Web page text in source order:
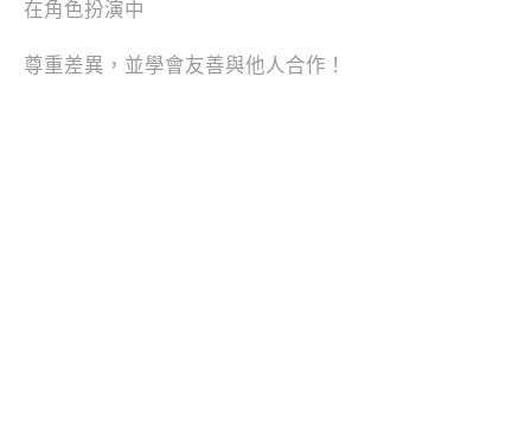
在角色扮演中
尊重差異，並學會友善與他人合作！